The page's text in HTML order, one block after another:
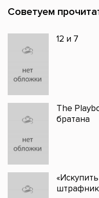
Советуем
12 и 7
The
братана